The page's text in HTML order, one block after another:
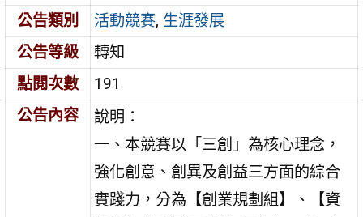
公告類別
活動競賽, 生涯發展
公告等級
轉知
點閱次數
191
公告內容
說明：
一、本競賽以「三創」為核心理念，
強化創意、創異及創益三方面的綜合
實踐力，分為【創業規劃組】、【資